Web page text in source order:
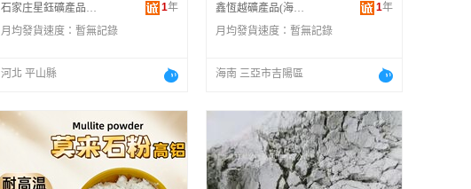
石家庄星鈺礦產品有限公司
1年
月均發貨速度： 暫無記錄
河北 平山縣
鑫恆越礦產品(海南)有限公司
1年
月均發貨速度： 暫無記錄
海南 三亞市吉陽區